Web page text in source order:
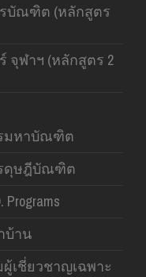
บัณฑิต (หลักสูตร
จุฬาฯ (หลักสูตร 2
มหาบัณฑิต
ดุษฎีบัณฑิต
Programs
บ้าน
เชี่ยวชาญเฉพาะ